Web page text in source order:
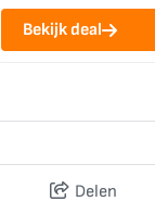
Bekijk deal
Delen